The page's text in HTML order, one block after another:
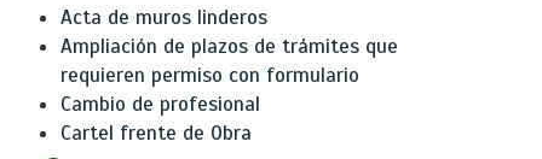
Acta de muros linderos
Ampliación de plazos de trámites que
requieren permiso con formulario
Cambio de profesional
Cartel frente de Obra